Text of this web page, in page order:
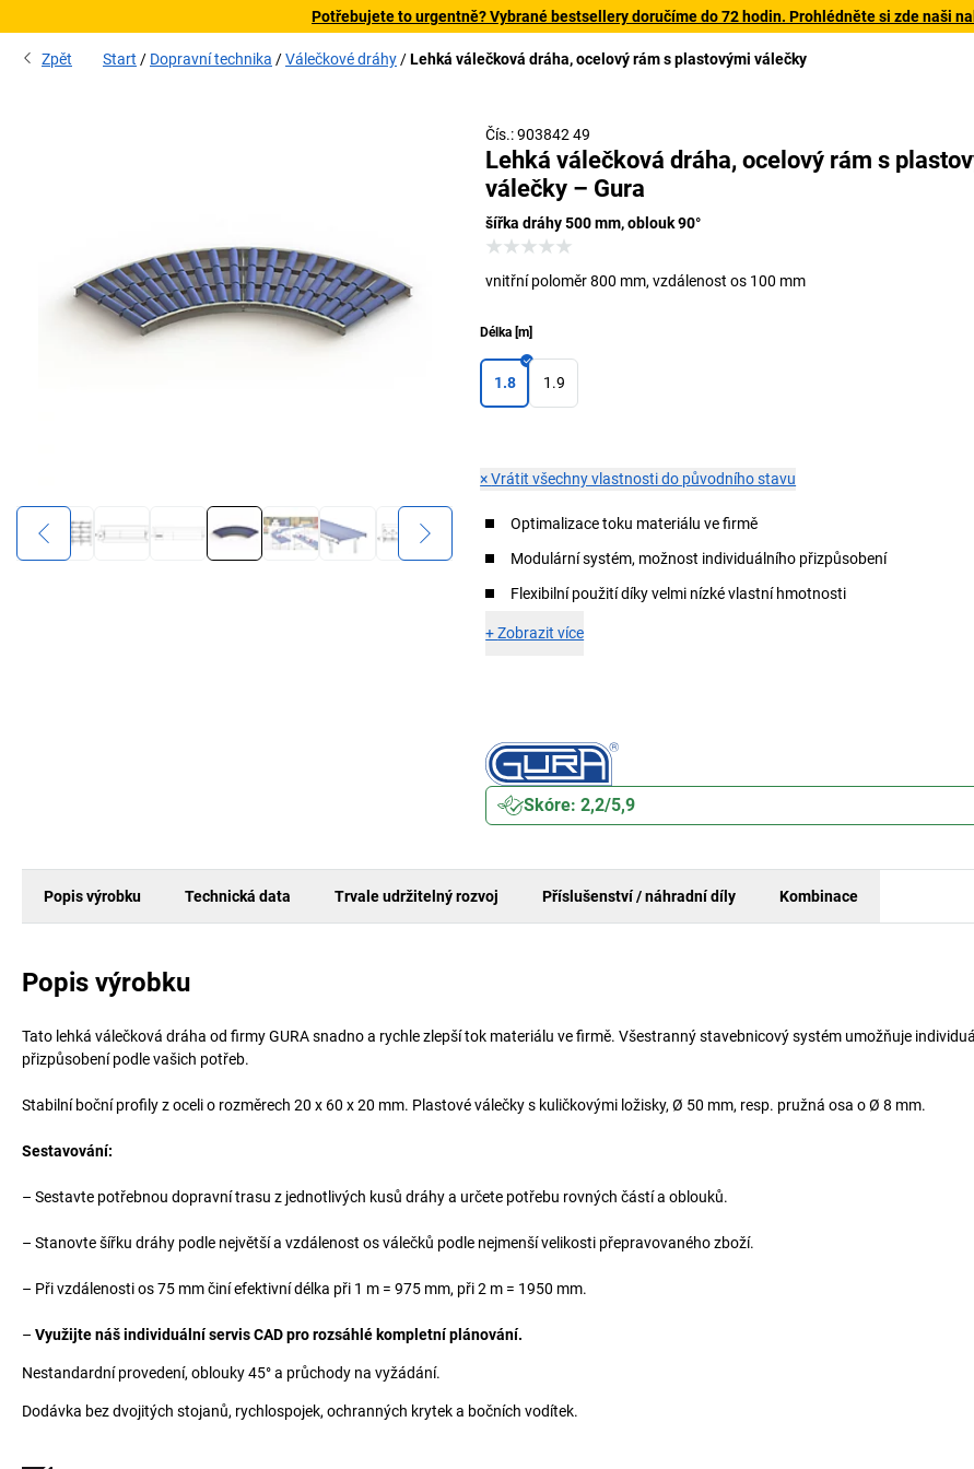
Potřebujete to urgentně? Vybrané bestsellery doručíme do 72 hodin. Prohlédněte si zde naši
Zpět Start Dopravní technika Válečkové dráhy Lehká válečková dráha, ocelový rám s plastovými válečky
Čís.: 903842 49
Lehká válečková dráha, ocelový rám s
válečky – Gura
šířka dráhy 500 mm, oblouk 90°
vnitřní poloměr 800 mm, vzdálenost os 100 mm
Délka [m]
1.8 1.9
×Vrátit všechny vlastnosti do původního stavu
Optimalizace toku materiálu ve firmě
Modulární systém, možnost individuálního přizpůsobení
Flexibilní použití díky velmi nízké vlastní hmotnosti
+Zobrazit více
Skóre: 2,2/5,9
Popis výrobku Technická data Trvale udržitelný rozvoj Příslušenství / náhradní díly Kombinace
Popis výrobku
Tato lehká válečková dráha od firmy GURA snadno a rychle zlepší tok materiálu ve firmě. Všestranný stavebnicový systém umožňuje
přizpůsobení podle vašich potřeb.
Stabilní boční profily z oceli o rozměrech 20 x 60 x 20 mm. Plastové válečky s kuličkovými ložisky, Ø 50 mm, resp. pružná osa o Ø 8 mm.
Sestavování:
– Sestavte potřebnou dopravní trasu z jednotlivých kusů dráhy a určete potřebu rovných částí a oblouků.
– Stanovte šířku dráhy podle největší a vzdálenost os válečků podle nejmenší velikosti přepravovaného zboží.
– Při vzdálenosti os 75 mm činí efektivní délka při 1 m = 975 mm, při 2 m = 1950 mm.
– Využijte náš individuální servis CAD pro rozsáhlé kompletní plánování.
Nestandardní provedení, oblouky 45° a průchody na vyžádání.
Dodávka bez dvojitých stojanů, rychlospojek, ochranných krytek a bočních vodítek.